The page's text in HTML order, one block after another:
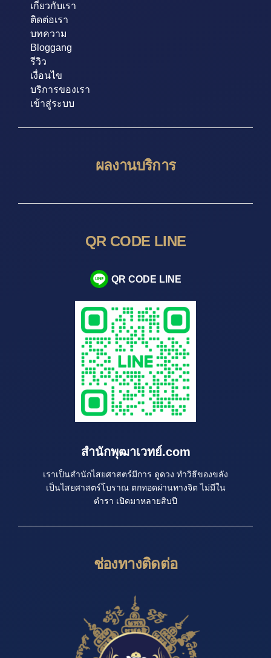
เกี่ยวกับเรา
ติดต่อเรา
บทความ
Bloggang
รีวิว
เงื่อนไข
บริการของเรา
เข้าสู่ระบบ
ผลงานบริการ
QR CODE LINE
QR CODE LINE
สำนักพุฒาเวทย์.com
เราเป็นสำนักไสยศาสตร์มีการ ดูดวง ทำวิธีของขลัง
เป็นไสยศาสตร์โบราณ ตกทอดผ่านทางจิต ไม่มีใน
ตำรา เปิดมาหลายสิบปี
ช่องทางติดต่อ